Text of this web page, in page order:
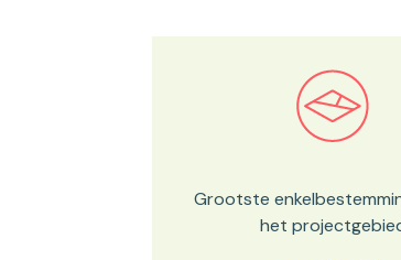
Bekijk in onze
Grootste
het